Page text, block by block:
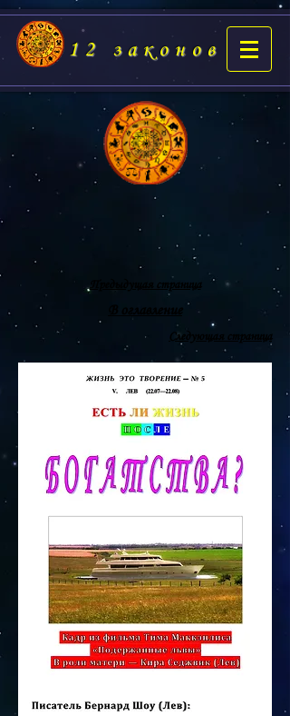
12 законов
Предыдущая страница
В оглавление
Следующая страница